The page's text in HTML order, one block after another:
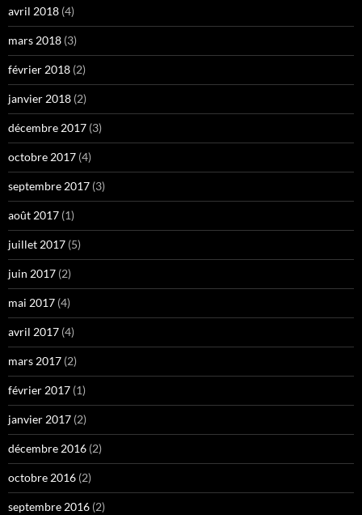
avril 2018 (4)
mars 2018 (3)
février 2018 (2)
janvier 2018 (2)
décembre 2017 (3)
octobre 2017 (4)
septembre 2017 (3)
août 2017 (1)
juillet 2017 (5)
juin 2017 (2)
mai 2017 (4)
avril 2017 (4)
mars 2017 (2)
février 2017 (1)
janvier 2017 (2)
décembre 2016 (2)
octobre 2016 (2)
septembre 2016 (2)